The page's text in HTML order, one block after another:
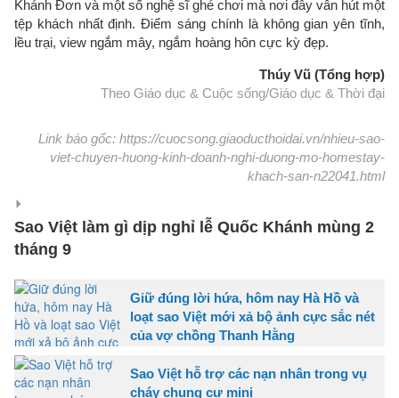
Khánh Đơn và một số nghệ sĩ ghé chơi mà nơi đây vẫn hút một
tệp khách nhất định. Điểm sáng chính là không gian yên tĩnh,
lều trại, view ngắm mây, ngắm hoàng hôn cực kỳ đẹp.
Thúy Vũ (Tổng hợp)
Theo Giáo dục & Cuộc sống/Giáo dục & Thời đại
Link báo gốc: https://cuocsong.giaoducthoidai.vn/nhieu-sao-
viet-chuyen-huong-kinh-doanh-nghi-duong-mo-homestay-
khach-san-n22041.html
Sao Việt làm gì dịp nghỉ lễ Quốc Khánh mùng 2
tháng 9
Giữ đúng lời hứa, hôm nay Hà Hồ và
loạt sao Việt mới xả bộ ảnh cực sắc nét
của vợ chồng Thanh Hằng
Sao Việt hỗ trợ các nạn nhân trong vụ
cháy chung cư mini